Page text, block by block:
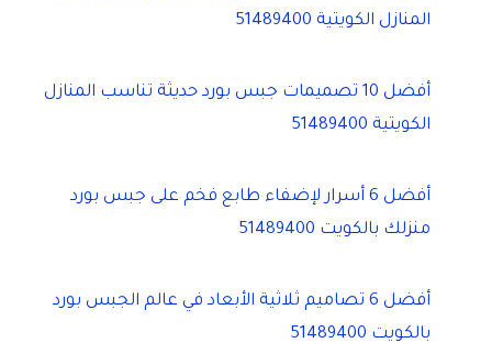
المنازل الكويتية 51489400
أفضل 10 تصميمات جبس بورد حديثة تناسب المنازل
الكويتية 51489400
أفضل 6 أسرار لإضفاء طابع فخم على جبس بورد
منزلك بالكويت 51489400
أفضل 6 تصاميم ثلاثية الأبعاد في عالم الجبس بورد
بالكويت 51489400